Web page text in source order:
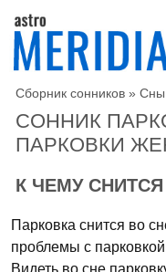
Сборник сонников » Сны
СОННИК
ПАРКОВКИ
К ЧЕМУ
Парковка снится во
проблемы с
Видеть во сне